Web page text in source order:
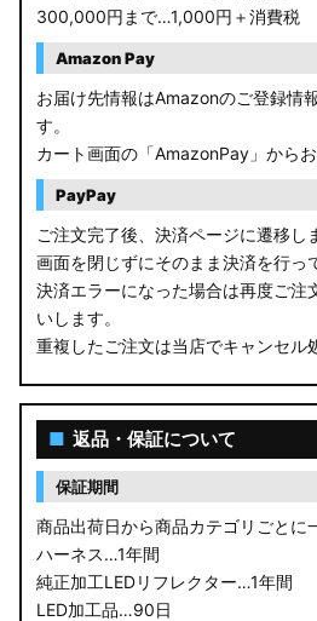
300,000円まで…1,000円＋消費税
Amazon Pay
お届け先情報はAmazonのご登録情
す。
カート画面の「AmazonPay」からお
PayPay
ご注文完了後、決済ページに遷移し
画面を閉じずにそのまま決済を行っ
決済エラーになった場合は再度ご注
いします。
重複したご注文は当店でキャンセル
■ 返品・保証について
保証期間
商品出荷日から商品カテゴリごとに
ハーネス…1年間
純正加工LEDリフレクター…1年間
LED加工品…90日